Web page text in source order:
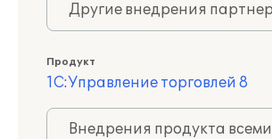
Другие внедрения
Продукт
1С:Управление торговлей 8
Внедрения продукта